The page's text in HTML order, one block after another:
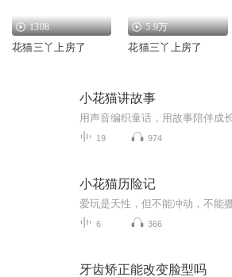
1308
花猫三丫上房了
5.9万
花猫三丫上房了
小花猫讲故事
19 974
小花猫历险记
6 366
牙齿矫正能改变脸型吗